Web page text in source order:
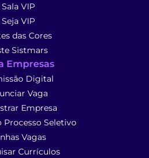
Sala VIP
Seja VIP
das Cores
Sistmars
Empresas
Digital
Vaga
Empresa
Processo Seletivo
Vagas
Currículos